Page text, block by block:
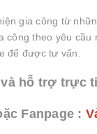
gia công từ
công theo yêu
để được tư vấn.
hỗ trợ trực
Fanpage :